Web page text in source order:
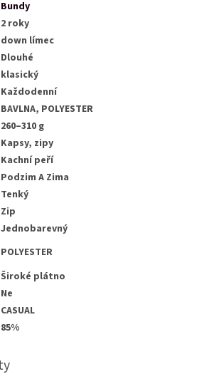
Bundy
2 roky
down límec
Dlouhé
klasický
Každodenní
BAVLNA, POLYESTER
260–310 g
Kapsy, zipy
Kachní peří
Podzim A Zima
Tenký
Zip
Jednobarevný
POLYESTER
Široké plátno
Ne
CASUAL
85%